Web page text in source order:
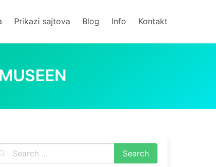
Prikazi sajtova Blog Info Kontakt